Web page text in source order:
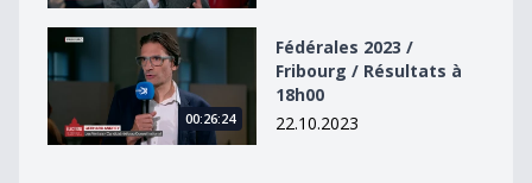
Fédérales 2023 / Fribourg / Résultats à 18h00
00:26:24
Fédérales 2023 /
Fribourg / Résultats à
18h00
22.10.2023